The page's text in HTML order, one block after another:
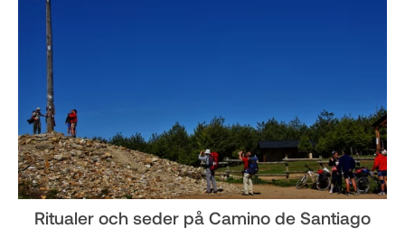
Ritualer och seder på Camino de Santiago